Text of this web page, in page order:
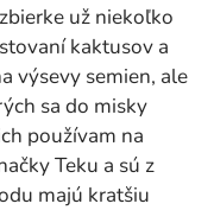
už niekoľko
kaktusov a
výsevy semien, ale
sa do misky
používam na
Teku a sú z
majú kratšiu